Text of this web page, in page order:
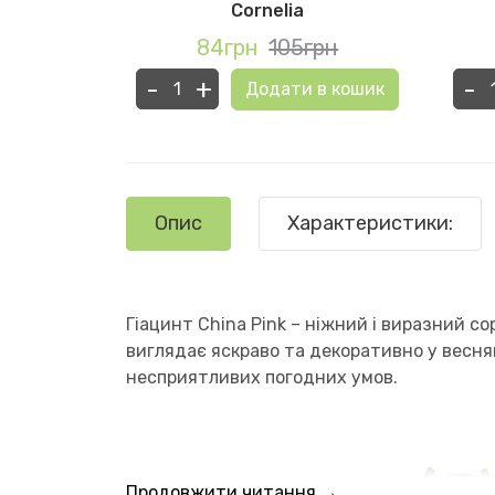
Cornelia
84грн 105грн
- + Додати в кошик -
Опис Характеристики:
Гіацинт China Pink – ніжний і виразний
виглядає яскраво та декоративно у
несприятливих погодних умов.